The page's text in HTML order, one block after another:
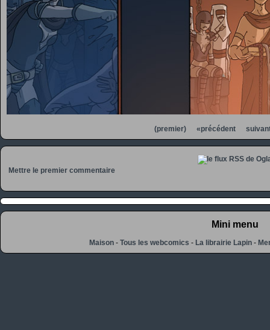
(premier) «précédent
Mettre le premier commentaire
Mini menu
Maison -Tous les webcomics -La librairie Lapin -